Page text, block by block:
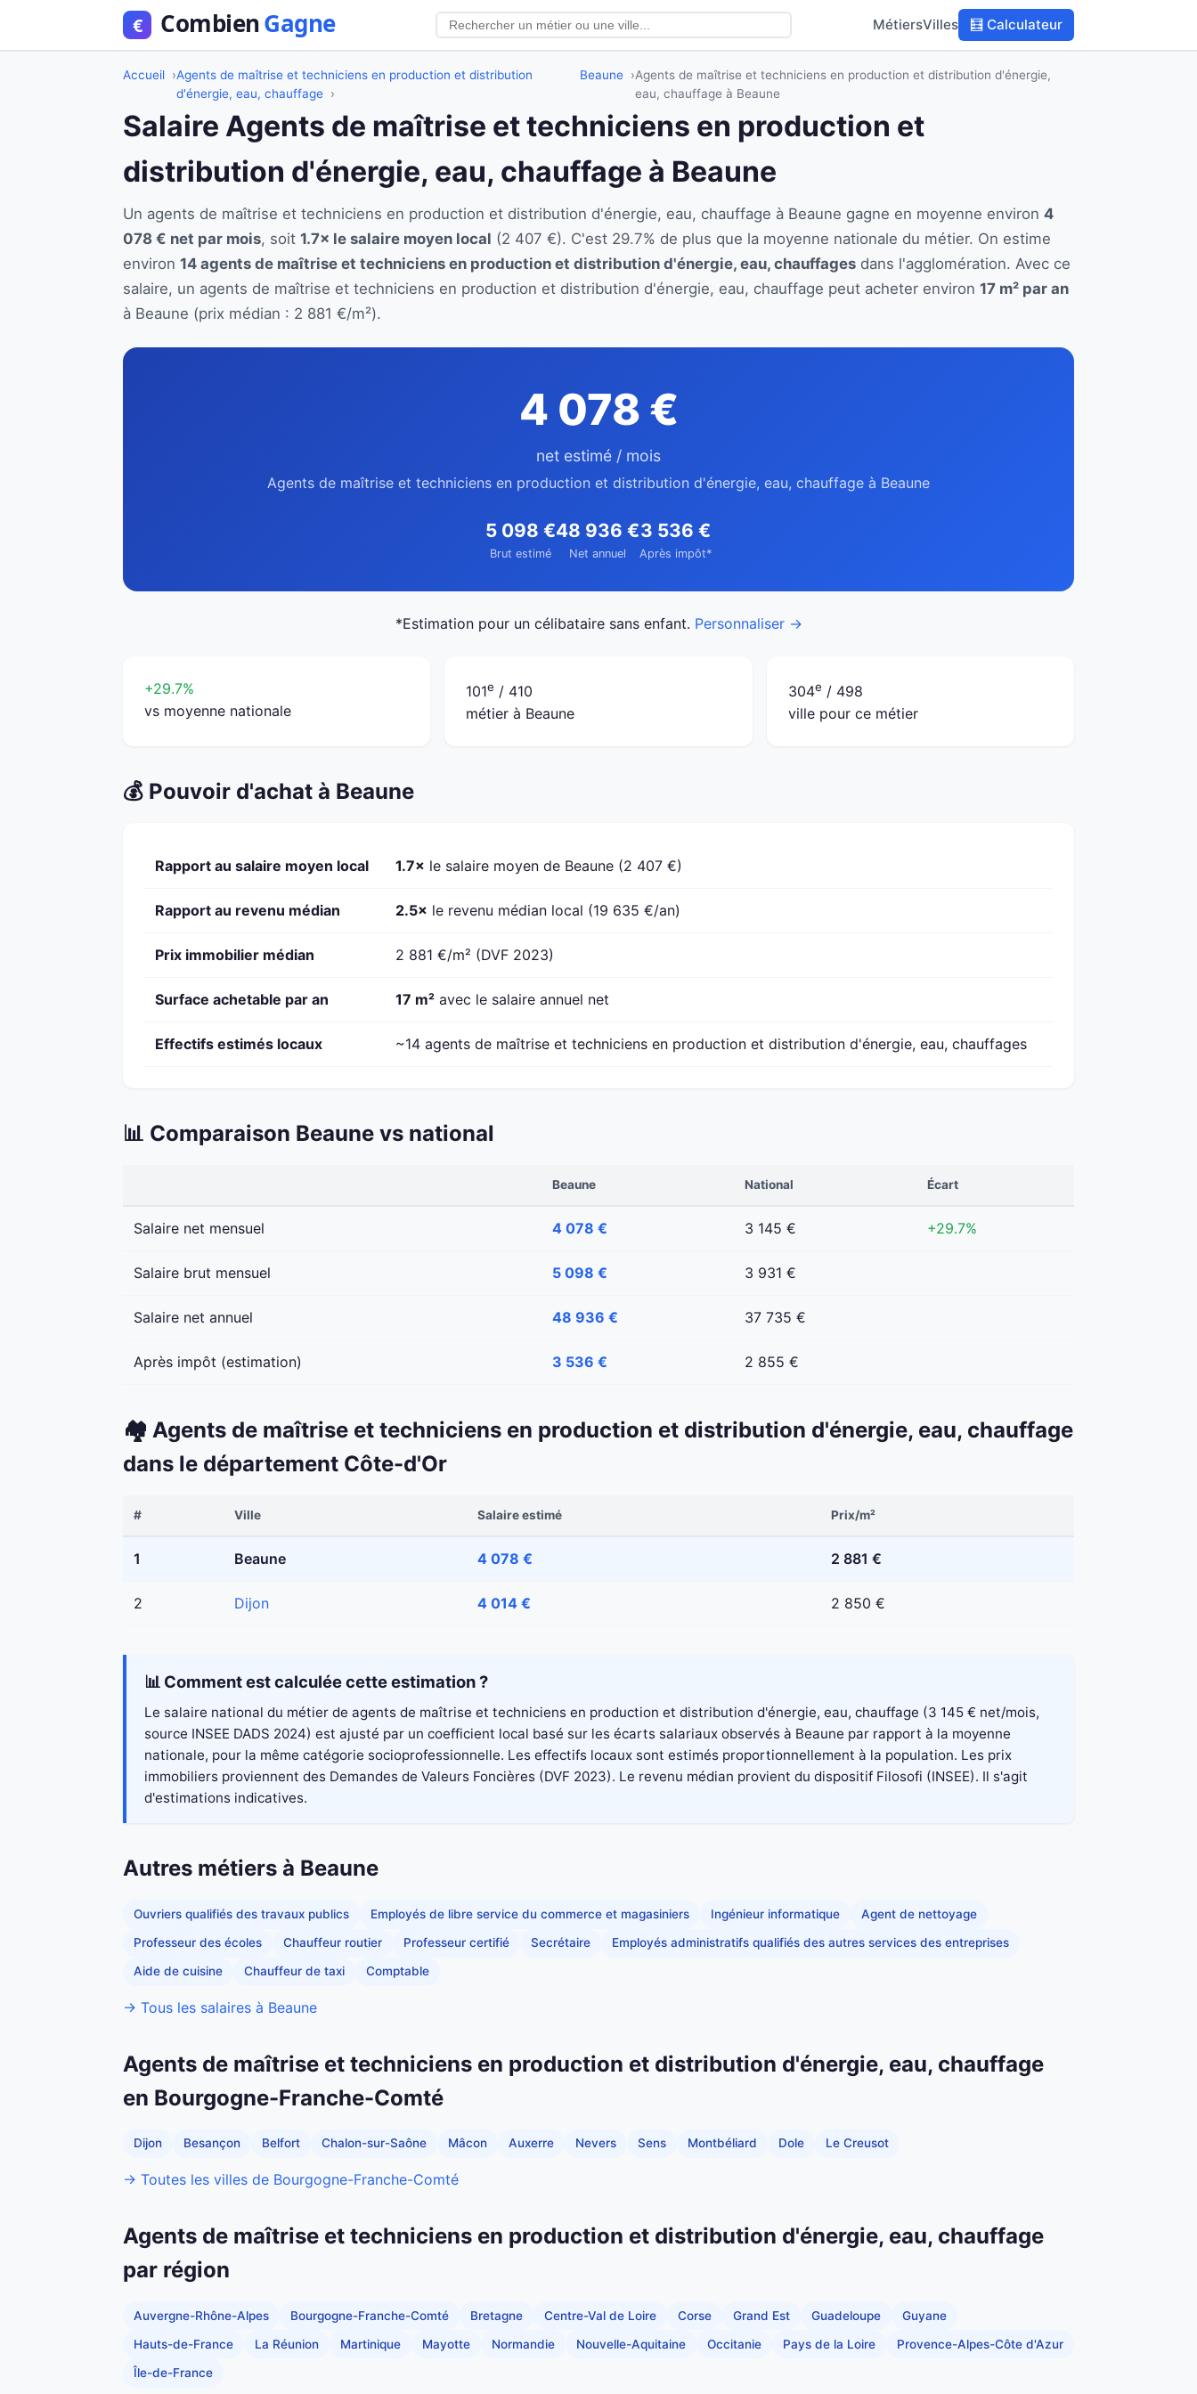
MétiersVilles 🧮 Calculateur
Accueil
Agents de maîtrise et techniciens en production et distribution
d'énergie, eau, chauffage
Beaune
Agents de maîtrise et techniciens en production et distribution d'énergie,
eau, chauffage à Beaune
Salaire Agents de maîtrise et techniciens en production et
distribution d'énergie, eau, chauffage à Beaune
Un agents de maîtrise et techniciens en production et distribution d'énergie, eau, chauffage à Beaune gagne en moyenne environ 4
078 € net par mois, soit 1.7× le salaire moyen local (2 407 €). C'est 29.7% de plus que la moyenne nationale du métier. On estime
environ 14 agents de maîtrise et techniciens en production et distribution d'énergie, eau, chauffages dans l'agglomération. Avec ce
salaire, un agents de maîtrise et techniciens en production et distribution d'énergie, eau, chauffage peut acheter environ 17 m² par an
à Beaune (prix médian : 2 881 €/m²).
4 078 €
net estimé / mois
Agents de maîtrise et techniciens en production et distribution d'énergie, eau, chauffage à Beaune
5 098 €
Brut estimé
48 936 €
Net annuel
3 536 €
Après impôt*
*Estimation pour un célibataire sans enfant. Personnaliser →
+29.7%
vs moyenne nationale
101e / 410
métier à Beaune
304e / 498
ville pour ce métier
💰 Pouvoir d'achat à Beaune
Rapport au salaire moyen local 1.7× le salaire moyen de Beaune (2 407 €)
Rapport au revenu médian 2.5× le revenu médian local (19 635 €/an)
Prix immobilier médian 2 881 €/m² (DVF 2023)
Surface achetable par an 17 m² avec le salaire annuel net
Effectifs estimés locaux ~14 agents de maîtrise et techniciens en production et distribution d'énergie, eau, chauffages
📊 Comparaison Beaune vs national
Beaune National Écart
Salaire net mensuel 4 078 € 3 145 € +29.7%
Salaire brut mensuel 5 098 € 3 931 €
Salaire net annuel 48 936 € 37 735 €
Après impôt (estimation) 3 536 € 2 855 €
🏘️ Agents de maîtrise et techniciens en production et distribution d'énergie, eau, chauffage
dans le département Côte-d'Or
# Ville Salaire estimé Prix/m²
1 Beaune 4 078 € 2 881 €
2 Dijon 4 014 € 2 850 €
📊 Comment est calculée cette estimation ?
Le salaire national du métier de agents de maîtrise et techniciens en production et distribution d'énergie, eau, chauffage (3 145 € net/mois,
source INSEE DADS 2024) est ajusté par un coefficient local basé sur les écarts salariaux observés à Beaune par rapport à la moyenne
nationale, pour la même catégorie socioprofessionnelle. Les effectifs locaux sont estimés proportionnellement à la population. Les prix
immobiliers proviennent des Demandes de Valeurs Foncières (DVF 2023). Le revenu médian provient du dispositif Filosofi (INSEE). Il s'agit
d'estimations indicatives.
Autres métiers à Beaune
Ouvriers qualifiés des travaux publics Employés de libre service du commerce et magasiniers Ingénieur informatique Agent de nettoyage
Professeur des écoles Chauffeur routier Professeur certifié Secrétaire Employés administratifs qualifiés des autres services des entreprises
Aide de cuisine Chauffeur de taxi Comptable
→ Tous les salaires à Beaune
Agents de maîtrise et techniciens en production et distribution d'énergie, eau, chauffage
en Bourgogne-Franche-Comté
Dijon Besançon Belfort Chalon-sur-Saône Mâcon Auxerre Nevers Sens Montbéliard Dole Le Creusot
→ Toutes les villes de Bourgogne-Franche-Comté
Agents de maîtrise et techniciens en production et distribution d'énergie, eau, chauffage
par région
Auvergne-Rhône-Alpes Bourgogne-Franche-Comté Bretagne Centre-Val de Loire Corse Grand Est Guadeloupe Guyane
Hauts-de-France La Réunion Martinique Mayotte Normandie Nouvelle-Aquitaine Occitanie Pays de la Loire Provence-Alpes-Côte d'Azur
Île-de-France